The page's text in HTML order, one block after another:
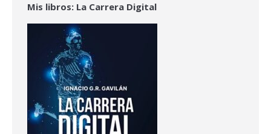
Mis libros: La Carrera Digital